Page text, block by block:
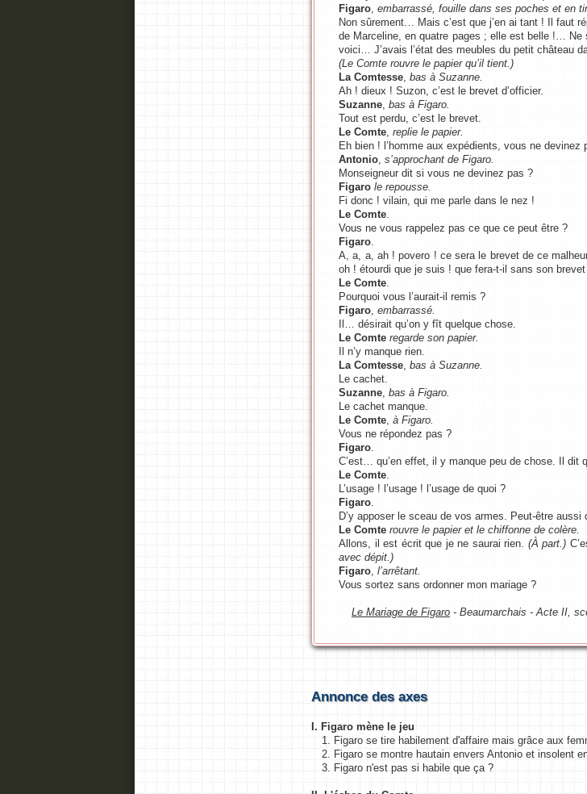
Figaro embarrassé, fouille dans ses poches et en
Non sûrement… Mais c’est que j’en ai tant ! Il faut
de Marceline, en quatre pages ; elle est belle !…
voici… J’avais l’état des meubles du petit château
(Le Comte rouvre le papier qu’il tient.)
La Comtesse bas à Suzanne.
Ah ! dieux ! Suzon, c’est le brevet d’officier.
Suzanne bas à Figaro.
Tout est perdu, c’est le brevet.
Le Comte replie le papier.
Eh bien ! l’homme aux expédients, vous ne devinez
Antonio s’approchant de Figaro.
Monseigneur dit si vous ne devinez pas ?
Figaro le repousse.
Fi donc ! vilain, qui me parle dans le nez !
Le Comte
Vous ne vous rappelez pas ce que ce peut être ?
Figaro
A, a, a, ah ! povero ! ce sera le brevet de ce
oh ! étourdi que je suis ! que fera-t-il sans son
Le Comte
Pourquoi vous l’aurait-il remis ?
Figaro embarrassé.
Il… désirait qu’on y fît quelque chose.
Le Comte regarde son papier.
Il n’y manque rien.
La Comtesse bas à Suzanne.
Le cachet.
Suzanne bas à Figaro.
Le cachet manque.
Le Comte à Figaro.
Vous ne répondez pas ?
Figaro
C’est… qu’en effet, il y manque peu de chose. Il dit
Le Comte
L’usage ! l’usage ! l’usage de quoi ?
Figaro
D’y apposer le sceau de vos armes. Peut-être aussi
Le Comte rouvre le papier et le chiffonne de colère.
Allons, il est écrit que je ne saurai rien. (À part.)
avec dépit.)
Figaro l’arrêtant.
Vous sortez sans ordonner mon mariage ?
Le Mariage de Figaro - Beaumarchais - Acte II,
Annonce des axes
I. Figaro mène le jeu
1. Figaro se tire habilement d'affaire mais grâce aux
2. Figaro se montre hautain envers Antonio et insolent
3. Figaro n'est pas si habile que ça ?